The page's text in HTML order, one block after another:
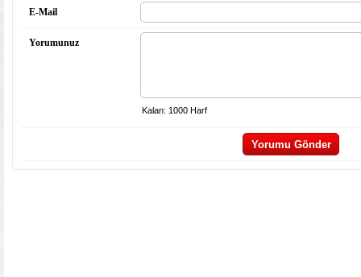
E-Mail
Yorumunuz